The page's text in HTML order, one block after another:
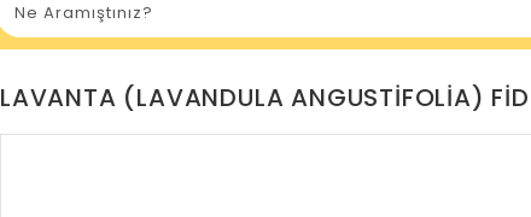
LAVANTA (LAVANDULA ANGUSTIFOLIA)